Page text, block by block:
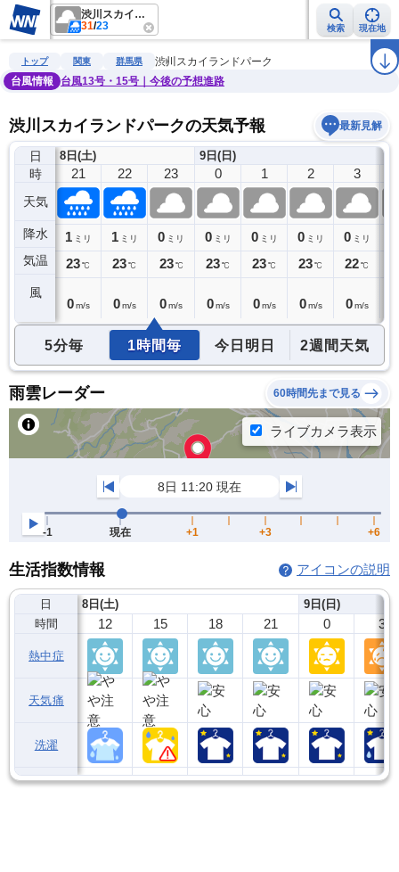
渋川スカイランドパーク
31/23 検索 現在地
雨雲レーダー 台風情報 地震情報 警報・注意報 ラ
トップ 関東 群馬県
渋川スカイランドパーク
台風情報
台風13号・15号｜今後の予想進路
渋川スカイランドパークの天気予報 最新見解
日
時
天気
降水
気温
風
8日(土)
20
0ミリ
24℃
21
1 ミリ
23℃
0 m/s
22
1 ミリ
23℃
0 m/s
23
0 ミリ
23 ℃
0m/s
9日(日)
0
0 ミリ
23℃
0 m/s
1
0 ミリ
23℃
0 m/s
2
0 ミリ
23℃
0 m/s
3
0 ミリ
22℃
0 m/s
5分毎 1時間毎 今日明日 2週間天気
雨雲レーダー 60時間先まで見る
生活指数情報 アイコンの説明
日
時間
熱中症
天気痛
洗濯
8日(土)
12 15 18 21
9日(日)
0 3